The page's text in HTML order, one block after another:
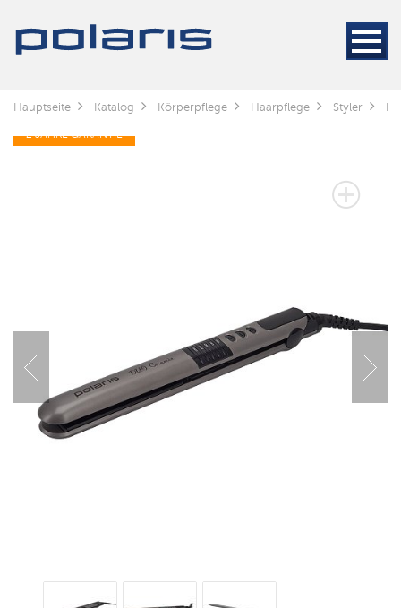
Hauptseite Katalog Körperpflege Haarpflege Styler
2 JAHRE GARANTIE